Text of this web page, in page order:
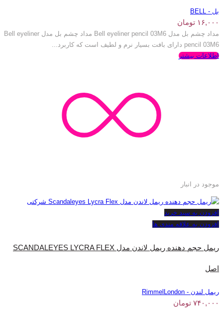
بل - BELL
۱۶,۰۰۰ تومان
مداد چشم بل مدل Bell eyeliner pencil 03M6 مداد چشم بل مدل Bell eyeliner
pencil 03M6 دارای بافت بسیار نرم و لطیف است که کاربرد...
اطلاعات بیشتر
موجود در انبار
افزودن به سبد خرید
افزودن به علاقه مندی ها
ریمل حجم دهنده ریمل لاندن مدل SCANDALEYES LYCRA FLEX
اصل
ریمل لندن - RimmelLondon
۷۴۰,۰۰۰ تومان